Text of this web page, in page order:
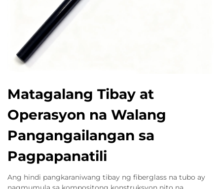
Matagalang Tibay at
Operasyon na Walang
Pangangailangan sa
Pagpapanatili
Ang hindi pangkaraniwang tibay ng fiberglass na tubo ay